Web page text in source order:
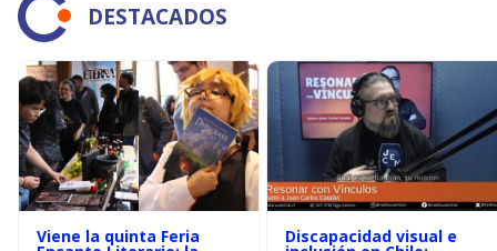
DESTACADOS
Viene la quinta Feria Discapacidad visual e